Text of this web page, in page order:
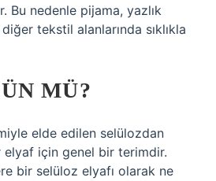
Bu nedenle pijama, yazlık
tekstil alanlarında sıklıkla
MÜ?
elde edilen selülozdan
elyaf için genel bir terimdir.
bir selüloz elyafı olarak ne